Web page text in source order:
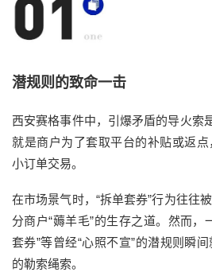
潜规则的致命一击
西安赛格事件中，引爆矛盾的导火索
就是商户为了套取平台的补贴或返
小订单交易。
在市场景气时， “拆单套券”行为往往
分商户“薅羊毛”的生存之道。然而，
套券”等曾经“心照不宣”的潜规则瞬
的勒索绳索。